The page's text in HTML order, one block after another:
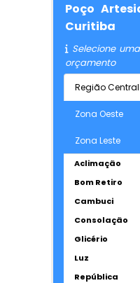
Poço
Curitiba
Selecione
orçamento
Região Central
Zona Oeste
Zona Leste
Aclimação
Bom Retiro
Cambuci
Consolação
Glicério
Luz
República